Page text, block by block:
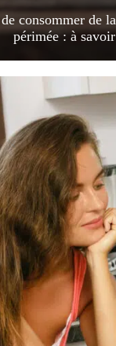
consommer de
périmée : à savoir